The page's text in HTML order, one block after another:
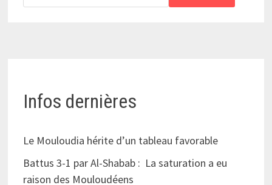
Infos dernières
Le Mouloudia hérite d’un tableau favorable
Battus 3-1 par Al-Shabab : La saturation a eu
raison des Mouloudéens